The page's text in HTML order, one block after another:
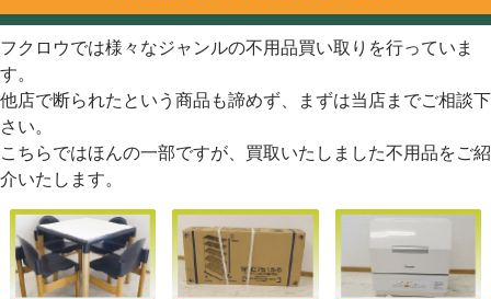
フクロウでは様々なジャンルの不用品買い取りを行っていま
す。
他店で断られたという商品も諦めず、まずは当店までご相談下
さい。
こちらではほんの一部ですが、買取いたしました不用品をご紹
介いたします。